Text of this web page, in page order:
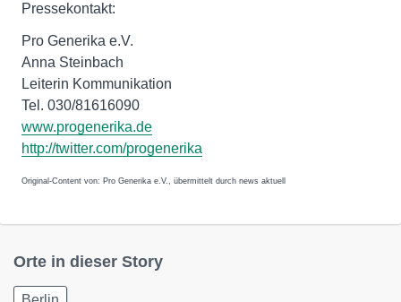
Pressekontakt:
Pro Generika e.V.
Anna Steinbach
Leiterin Kommunikation
Tel. 030/81616090
www.progenerika.de
http://twitter.com/progenerika
Original-Content von: Pro Generika e.V., übermittelt durch news aktuell
Orte in dieser Story